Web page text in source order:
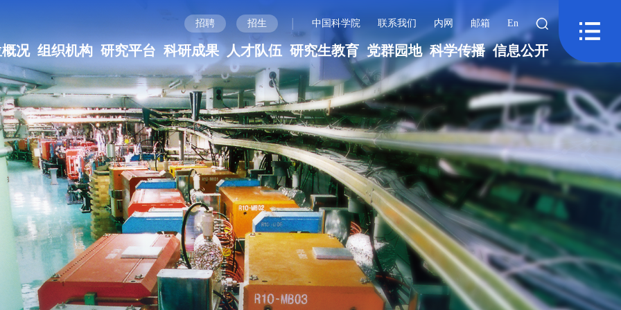
招聘 招生 | 中国科学院 联系我们 内网 邮箱 En
况 组织机构 研究平台 科研成果 人才队伍 研究生教育 党群园地 科学传播 信息公开